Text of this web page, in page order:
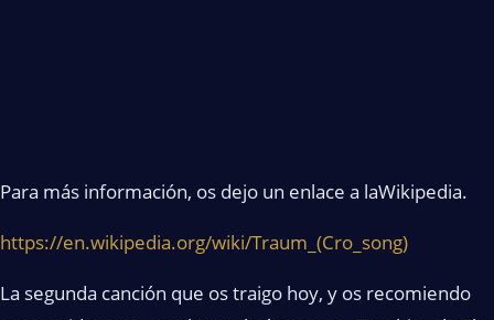
Para más información, os dejo un enlace a laWikipedia.
https://en.wikipedia.org/wiki/Traum_(Cro_song)
La segunda canción que os traigo hoy, y os recomiendo